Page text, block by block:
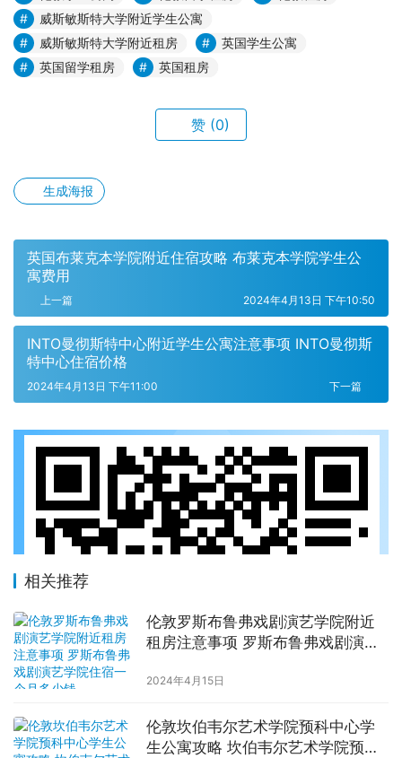
威斯敏斯特大学附近学生公寓
威斯敏斯特大学附近租房
英国学生公寓
英国留学租房
英国租房
赞 (0)
生成海报
英国布莱克本学院附近住宿攻略 布莱克本学院学生公
寓费用
上一篇 2024年4月13日 下午10:50
INTO曼彻斯特中心附近学生公寓注意事项 INTO曼彻斯
特中心住宿价格
下一篇
2024年4月13日 下午11:00
相关推荐
伦敦罗斯布鲁弗戏剧演艺学院附近
租房注意事项 罗斯布鲁弗戏剧演艺
2024年4月15日
伦敦坎伯韦尔艺术学院预科中心学
生公寓攻略 坎伯韦尔艺术学院预科